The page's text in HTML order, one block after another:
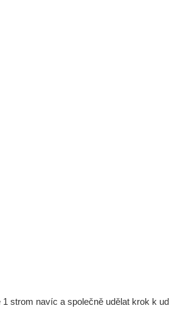
strom navíc a společně udělat krok k